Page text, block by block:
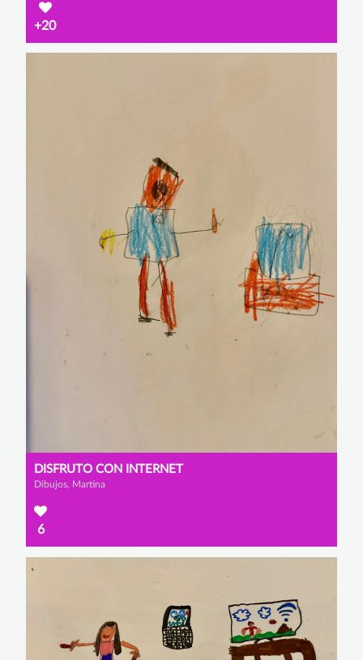
+20
DISFRUTO CON INTERNET
Dibujos, Martina
6